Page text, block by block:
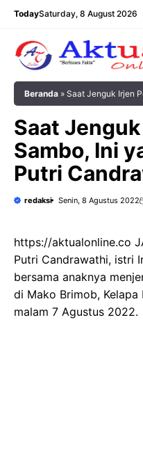
Langsung
TodaySaturday, 8 August 2026
Beranda » Saat Jenguk Irjen
Saat
Sambo, Ini
Putri
redaksi Senin, 8 Agustus 2022
https://aktualonline.co
Putri Candrawathi, istri
bersama anaknya
di Mako Brimob,
malam 7 Agustus 2022.